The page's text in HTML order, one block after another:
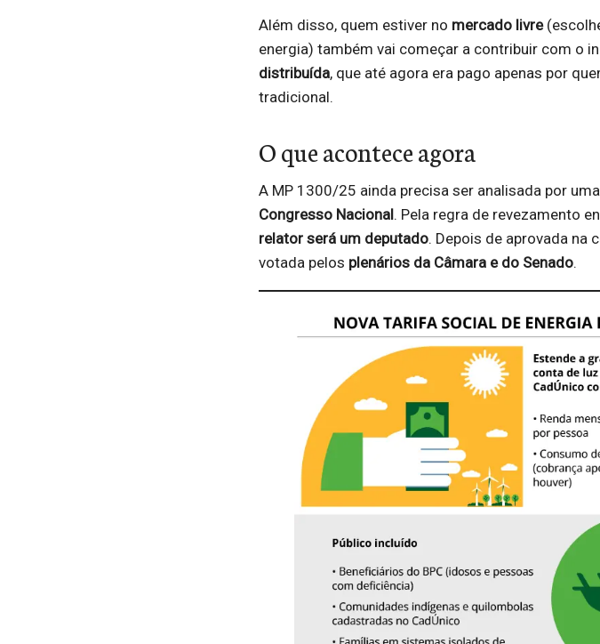
Além disso, quem estiver no mercado livre
energia) também vai começar a contribuir com o
distribuída, que até agora era pago apenas por
tradicional.
O que acontece agora
A MP 1300/25 ainda precisa ser analisada por uma
Congresso Nacional. Pela regra de revezamento
relator será um deputado. Depois de aprovada na
votada pelos plenários da Câmara e do Senado.